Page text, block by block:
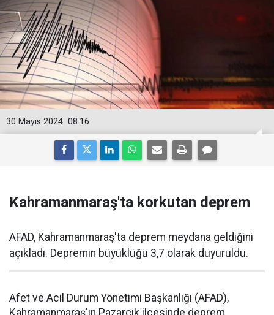
08:16
30 Mayıs 2024
Kahramanmaraş'ta korkutan deprem
AFAD, Kahramanmaraş'ta deprem meydana geldiğini
açıkladı. Depremin büyüklüğü 3,7 olarak duyuruldu.
Afet ve Acil Durum Yönetimi Başkanlığı (AFAD),
Kahramanmaraş'ın Pazarcık ilçesinde deprem